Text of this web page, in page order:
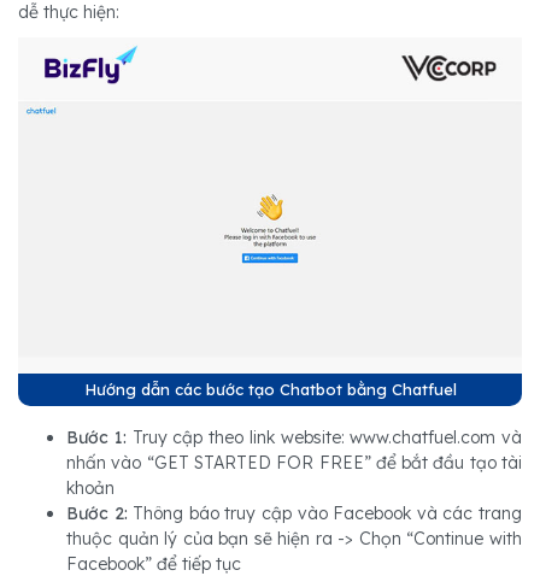
dễ thực hiện:
Hướng dẫn các bước tạo Chatbot bằng Chatfuel
Bước 1: Truy cập theo link website: www.chatfuel.com và
nhấn vào “GET STARTED FOR FREE” để bắt đầu tạo tài
khoản
Bước 2: Thông báo truy cập vào Facebook và các trang
thuộc quản lý của bạn sẽ hiện ra -> Chọn “Continue with
Facebook” để tiếp tục